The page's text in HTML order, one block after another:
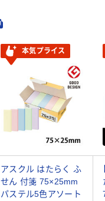
本気プライス
アスクル はたらく ふ
せん 付箋 75×25mm
パステル5色アソート